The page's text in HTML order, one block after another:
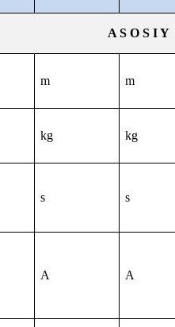
A S O S I Y
m m
kg kg
s s
A A